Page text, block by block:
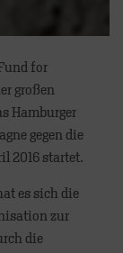
for
großen
Hamburger
gegen die
2016 startet.
es sich die
zur
die